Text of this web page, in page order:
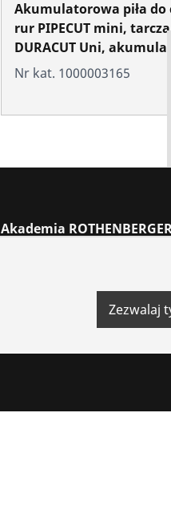
Akumulatorowa piła do
rur PIPECUT mini,
DURACUT Uni,
Ah/18 V CAS i
Nr kat. 1000003165
Akademia
Zezwalaj